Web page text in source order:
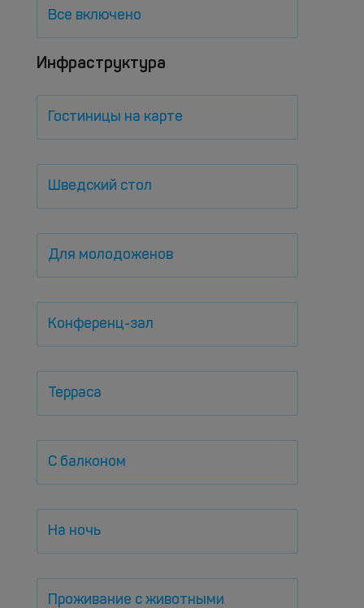
Все включено
Инфраструктура
Гостиницы на карте
Шведский стол
Для молодоженов
Конференц-зал
Терраса
С балконом
На ночь
Проживание с животными